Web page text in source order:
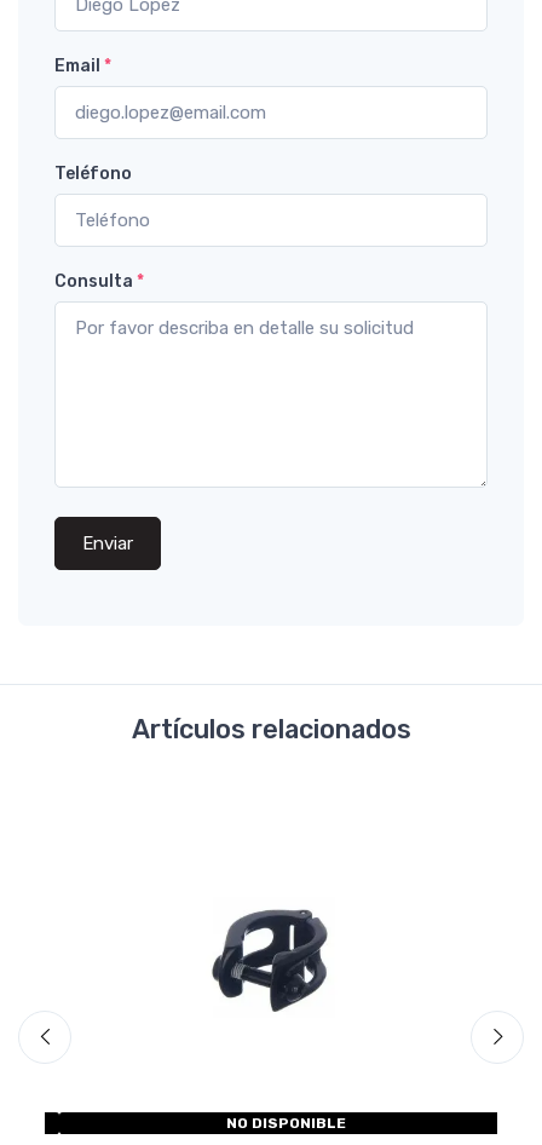
Email *
Teléfono
Consulta *
Enviar
Artículos relacionados
NO DISPONIBLE